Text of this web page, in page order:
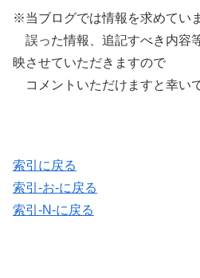
※当ブログでは情報を求めてい
誤った情報、追記すべき内容
映させていただきますので
コメントいただけますと幸いで
索引に戻る
索引-お-に戻る
索引-N-に戻る